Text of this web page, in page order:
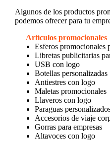
Algunos de los productos
podemos ofrecer para tu
Artículos promocionales
Esferos promocionales
Libretas publicitarias
USB con logo
Botellas personalizadas
Antiestres con logo
Maletas promocionales
Llaveros con logo
Paraguas
Accesorios de viaje
Gorras para empresas
Altavoces con logo